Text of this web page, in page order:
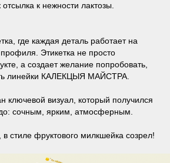
к нежности лактозы.
где каждая деталь работает на
профиля. Этикетка не просто
а создает желание попробовать,
линейки КАЛЕКЦЫЯ МАЙСТРА.
ключевой визуал, который получился
сочным, ярким, атмосферным.
в стиле фруктового милкшейка созрел!